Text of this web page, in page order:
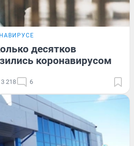
десятков
коронавирусом
3 218 6